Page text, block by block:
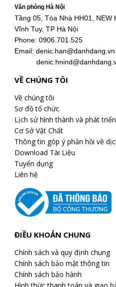
Văn phòng Hà Nội
Tầng 05, Tòa Nhà HH01, NEW
Vĩnh Tuy, TP Hà Nội
Phone: 0906.701.525
Email: denic.han@danhdang.vn.
VỀ CHÚNG TÔI
Về chúng tôi
Sơ đồ tổ chức
Lịch sử hình thành và phát triển
Cơ Sở Vật Chất
Thông tin góp ý phản hồi về
Download Tài Liệu
Tuyển dụng
Liên hệ
ĐIỀU KHOẢN CHUNG
Chính sách và quy định chung
Chính sách bảo mật thông tin
Chính sách bảo hành